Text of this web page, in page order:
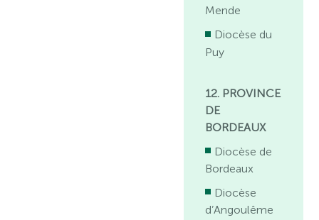
Mende
Diocèse du
Puy
12. PROVINCE
DE
BORDEAUX
Diocèse de
Bordeaux
Diocèse
d’Angoulême